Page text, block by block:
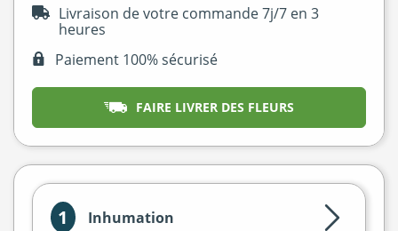
Livraison de votre commande 7j/7 en 3
heures
Paiement 100% sécurisé
FAIRE LIVRER DES FLEURS
1 Inhumation